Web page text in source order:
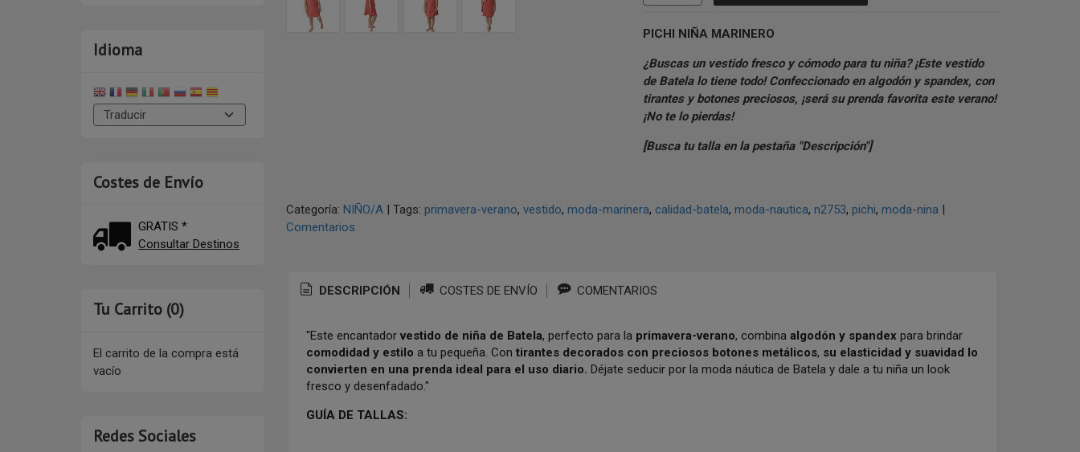
Idioma
Costes de Envío
GRATIS *
Consultar Destinos
Tu Carrito (0)
El carrito de la compra está
vacío
Redes Sociales
PICHI NIÑA MARINERO
¿Buscas un vestido fresco y cómodo para tu niña? ¡Este vestido
de Batela lo tiene todo! Confeccionado en algodón y spandex, con
tirantes y botones preciosos, ¡será su prenda favorita este verano!
¡No te lo pierdas!
[Busca tu talla en la pestaña "Descripción"]
Categoría: NIÑO/A| Tags: primavera-verano vestido moda-marinera calidad-batela moda-nautica n2753 pichi moda-nina |
Comentarios
DESCRIPCIÓN COSTES DE ENVÍO COMENTARIOS
"Este encantadorvestido de niña de Batela, perfecto para la primavera-verano, combinaalgodón y spandexpara brindar
comodidad y estiloa tu pequeña. Con tirantes decorados con preciosos botones metálicos, su elasticidad y suavidad lo
convierten en una prenda ideal para el uso diario. Déjate seducir por la moda náutica de Batela y dale a tu niña un look
fresco y desenfadado."
GUÍA DE TALLAS: